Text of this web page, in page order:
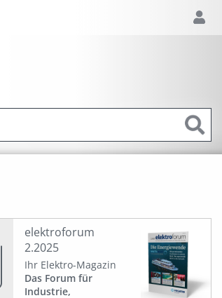
elektroforum
2.2025
Ihr Elektro-Magazin
Das Forum für
Industrie,